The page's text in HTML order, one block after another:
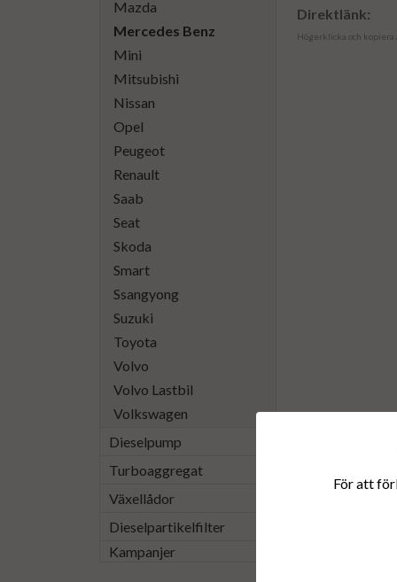
Mazda
Mercedes Benz
Mini
Mitsubishi
Nissan
Opel
Peugeot
Renault
Saab
Seat
Skoda
Smart
Ssangyong
Suzuki
Toyota
Volvo
Volvo Lastbil
Volkswagen
Dieselpump
Turboaggregat
Växellådor
Dieselpartikelfilter
Kampanjer
Direktlänk:
Högerklicka och kopiera
För att